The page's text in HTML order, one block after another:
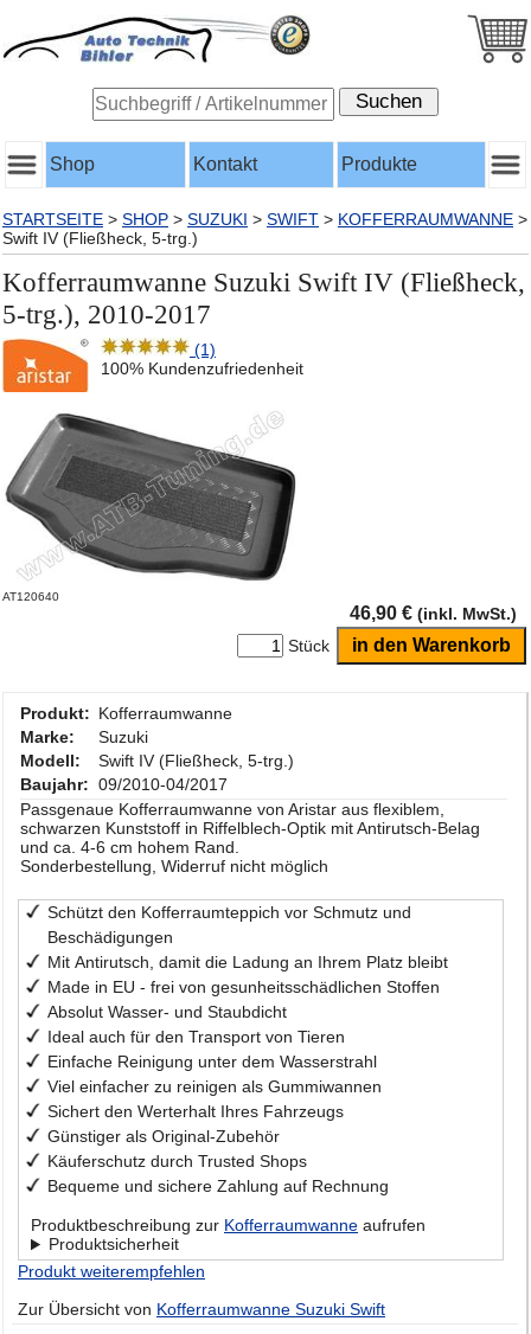
Shop Kontakt Produkte
STARTSEITE > SHOP > SUZUKI > SWIFT > KOFFERRAUMWANNE >
Swift IV (Fließheck, 5-trg.)
Kofferraumwanne Suzuki Swift IV (Fließheck,
5-trg.), 2010-2017
(1)
100% Kundenzufriedenheit
AT120640
46,90 € (inkl. MwSt.)
Stück
Produkt: Kofferraumwanne
Marke:
Suzuki
Modell:
Swift IV (Fließheck, 5-trg.)
Baujahr: 09/2010-04/2017
Passgenaue Kofferraumwanne von Aristar aus flexiblem,
schwarzen Kunststoff in Riffelblech-Optik mit Antirutsch-Belag
und ca. 4-6 cm hohem Rand.
Sonderbestellung, Widerruf nicht möglich
Schützt den Kofferraumteppich vor Schmutz und
Beschädigungen
Mit Antirutsch, damit die Ladung an Ihrem Platz bleibt
Made in EU - frei von gesunheitsschädlichen Stoffen
Absolut Wasser- und Staubdicht
Ideal auch für den Transport von Tieren
Einfache Reinigung unter dem Wasserstrahl
Viel einfacher zu reinigen als Gummiwannen
Sichert den Werterhalt Ihres Fahrzeugs
Günstiger als Original-Zubehör
Käuferschutz durch Trusted Shops
Bequeme und sichere Zahlung auf Rechnung
Produktbeschreibung zur Kofferraumwanne aufrufen
Produktsicherheit
Produkt weiterempfehlen
Zur Übersicht von Kofferraumwanne Suzuki Swift